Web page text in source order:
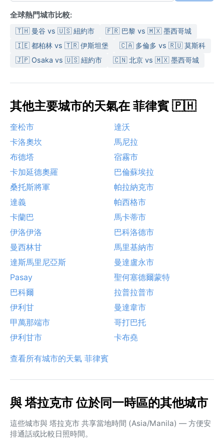
全球熱門城市比較:
🇹🇭 曼谷 vs 🇺🇸 紐約市
🇫🇷 巴黎 vs 🇲🇽 墨西哥城
🇮🇪 都柏林 vs 🇹🇷 伊斯坦堡
🇨🇦 多倫多 vs 🇷🇺 莫斯科
🇯🇵 Osaka vs 🇺🇸 紐約市
🇨🇳 北京 vs 🇲🇽 墨西哥城
其他主要城市的天氣在 菲律賓 🇵🇭
奎松市
達沃
卡洛奧坎
馬尼拉
布德塔
宿霧市
卡加延德奧羅
巴倫蘇埃拉
桑托斯將軍
帕拉納克市
達義
帕西格市
卡蘭巴
馬卡蒂市
伊洛伊洛
巴科洛德市
曼西林甘
馬里基納市
達斯馬里尼亞斯
曼達盧永市
Pasay
聖何塞德爾蒙特
巴科爾
拉普拉普市
伊利甘
曼達韋市
甲萬那端市
哥打巴托
伊利甘市
卡布堯
查看所有城市的天氣 菲律賓
與 塔拉克市 位於同一時區的其他城市
這些城市與 塔拉克市 共享當地時間 (Asia/Manila) — 方便安
排通話或比較日照時間。